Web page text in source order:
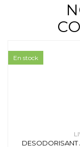
DESODORISANT
En stock